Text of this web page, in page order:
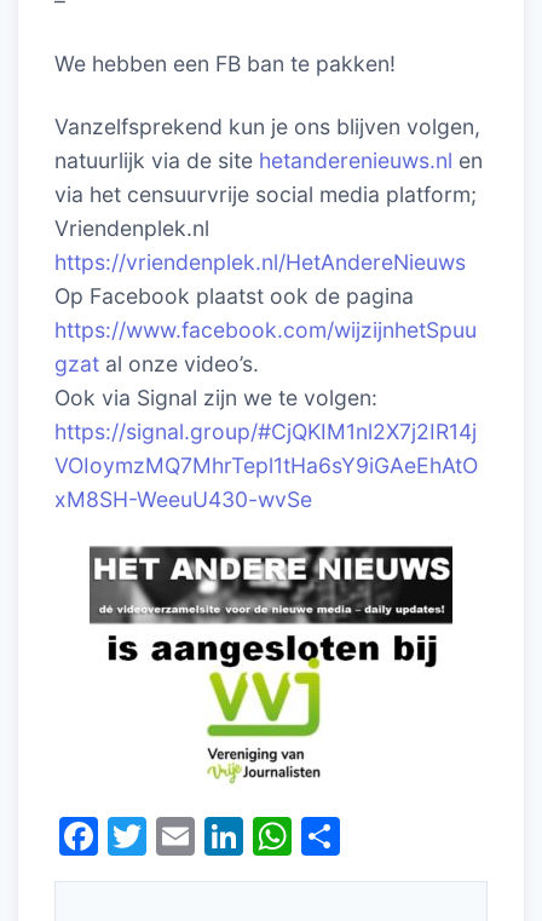
We hebben een FB ban te pakken!
Vanzelfsprekend kun je ons blijven volgen,
natuurlijk via de site hetanderenieuws.nl en
via het censuurvrije social media platform;
Vriendenplek.nl
https://vriendenplek.nl/HetAndereNieuws
Op Facebook plaatst ook de pagina
https://www.facebook.com/wijzijnhetSpuu
gzat al onze video’s.
Ook via Signal zijn we te volgen:
https://signal.group/#CjQKIM1nl2X7j2IR14j
VOIoymzMQ7MhrTepl1tHa6sY9iGAeEhAtO
xM8SH-WeeuU430-wvSe
F
a
T
w
E
m
Li
n
W
h el